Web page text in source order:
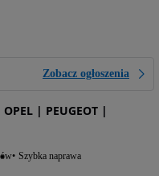
Zobacz ogłoszenia
| PEUGEOT |
Szybka naprawa